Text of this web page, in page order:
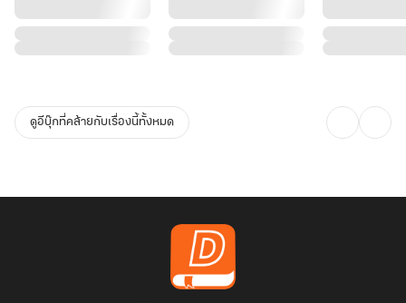
“เจ้าหลับนอนกับเปิ่นกงแล้ว นับแต่นี้ไปเจ้าคือคนของเปิ่นกง”
“เจ้าจุมพิตเปิ่นกงแล้ว ไม่คิดจะรับผิดชอบหน่อยหรือ?”
ใครกันแน่ที่เป็นบิดาของเด็ก? ถามเธอหรือ? เธอจะรู้ได้อย่างไร
ดูอีบุ๊กที่คล้ายกับเรื่องนี้ทั้งหมด